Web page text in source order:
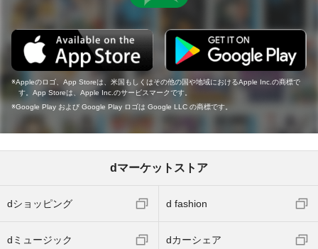
Appleのロゴ、App Storeは、米国もしくはその他の国や地域におけるApple Inc.の商標で
す。App Storeは、Apple Inc.のサービスマークです。
Google Play および Google Play ロゴは Google LLC の商標です。
dマーケットストア
dショッピング d fashion
dミュージック dカーシェア